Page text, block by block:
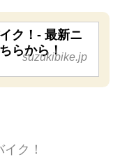
ク！- 最新ニ
らから！
suzukibike.jp
ク！